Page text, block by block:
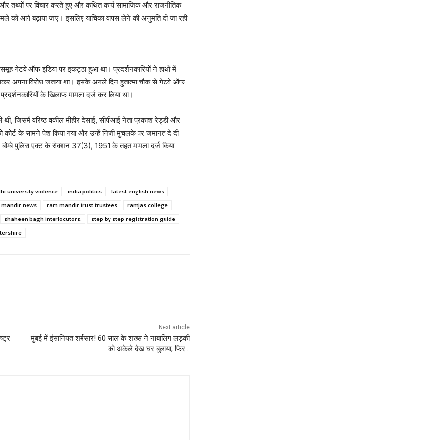
तथ्यों पर विचार करते हुए और कथित कार्य सामाजिक और राजनीतिक
को आगे बढ़ाया जाए। इसलिए याचिका वापस लेने की अनुमति दी जा रही
गेटवे ऑफ इंडिया पर इकट्ठा हुआ था। प्रदर्शनकारियों ने हाथों में
अपना विरोध जताया था। इसके अगले दिन हुतात्मा चौक से गेटवे ऑफ
के खिलाफ मामला दर्ज कर लिया था।
जिसमें वरिष्ठ वकील मीहीर देसाई, सीपीआई नेता प्रकाश रेड्डी और
कोर्ट के सामने पेश किया गया और उन्हें निजी मुचलके पर जमानत दे दी
पुलिस एक्ट के सेक्शन 37(3), 1951 के तहत मामला दर्ज किया
university violence india politics
latest english news
news
ram mandir trust trustees
ramjas college
shaheen bagh interlocutors.
step by step registration guide
Next article
मुंबई में इंसानियत शर्मसार! 60 साल के शख्स ने नाबालिग लड़की
को अकेले देख घर बुलाया, फिर…